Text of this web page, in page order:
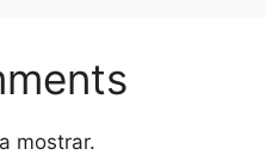
mostrar.